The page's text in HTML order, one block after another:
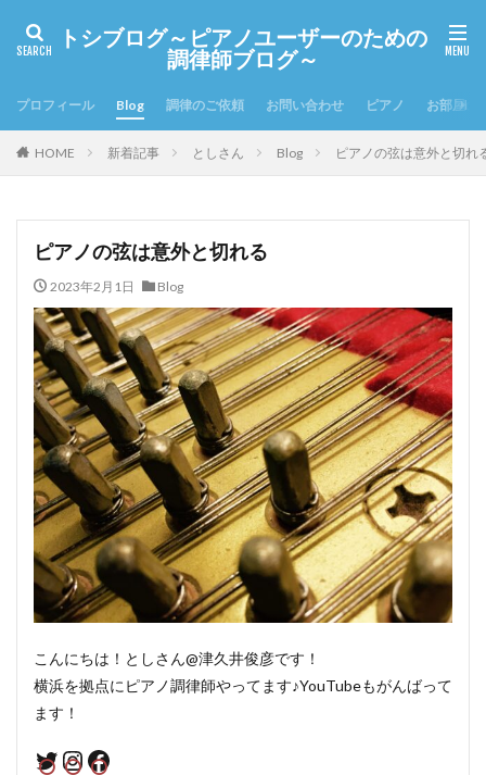
トシブログ～ピアノユーザーのための
調律師ブログ～
プロフィール Blog 調律のご依頼 お問い合わせ ピアノ お部屋の
HOME 新着記事 としさん Blog ピアノの弦は意外と切れ
ピアノの弦は意外と切れる
2023年2月1日 Blog
こんにちは！としさん@津久井俊彦です！
横浜を拠点にピアノ調律師やってます♪YouTubeもがんばって
ます！
Twitter
Instagram
Facebook